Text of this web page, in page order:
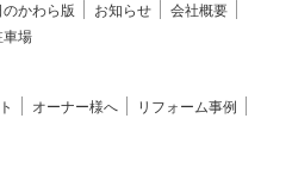
のかわら版 お知らせ
会社概要
車場
オーナー様へ
リフォーム事例